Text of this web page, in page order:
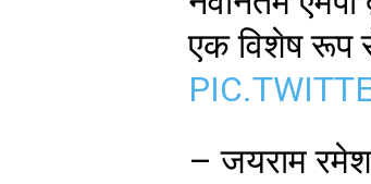
एक विशेष रूप
– जयराम